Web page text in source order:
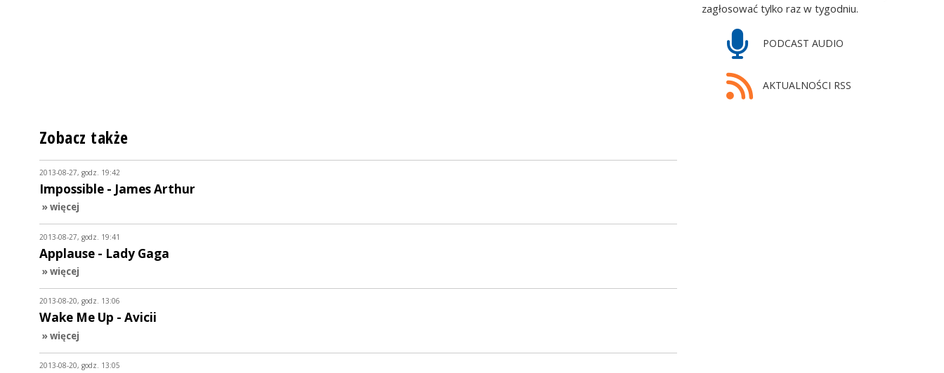
zagłosować tylko raz w tygodniu.
PODCAST AUDIO
AKTUALNOŚCI RSS
Zobacz także
2013-08-27, godz. 19:42
Impossible - James Arthur
» więcej
2013-08-27, godz. 19:41
Applause - Lady Gaga
» więcej
2013-08-20, godz. 13:06
Wake Me Up - Avicii
» więcej
2013-08-20, godz. 13:05